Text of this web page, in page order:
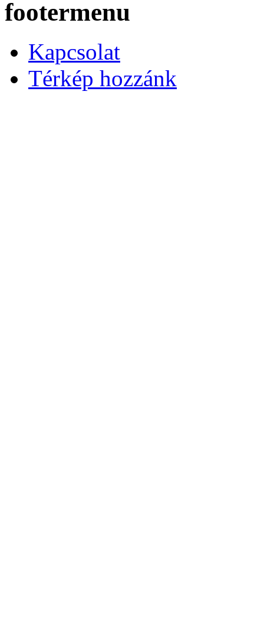
footermenu
Kapcsolat
Térkép hozzánk